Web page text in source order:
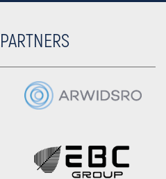
PARTNERS